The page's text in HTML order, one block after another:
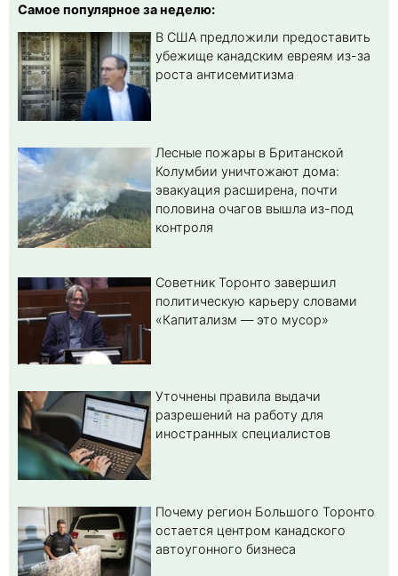
Самое популярное за неделю:
В США предложили предоставить
убежище канадским евреям из-за
роста антисемитизма
Лесные пожары в Британской
Колумбии уничтожают дома:
эвакуация расширена, почти
половина очагов вышла из-под
контроля
Советник Торонто завершил
политическую карьеру словами
«Капитализм — это мусор»
Уточнены правила выдачи
разрешений на работу для
иностранных специалистов
Почему регион Большого Торонто
остается центром канадского
автоугонного бизнеса